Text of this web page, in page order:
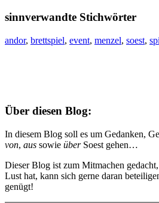
sinnverwandte Stichwörter
andor, brettspiel, event, menzel, soest,
Über diesen Blog:
In diesem Blog soll es um Gedanken,
von, aus sowie überSoest gehen…
Dieser Blog ist zum Mitmachen
Lust hat, kann sich gerne daran
genügt!